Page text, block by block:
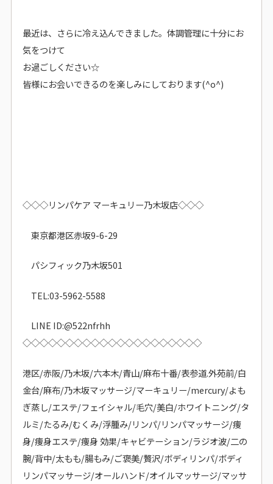
最近は、さらに冷え込んできました。体調管理に十分にお
気をつけて
お過ごしください☆
皆様にお会いできるのを楽しみにしております(^o^)
◇◇◇リンパケア マーキュリー乃木坂店◇◇◇
東京都港区赤坂9-6-29
パシフィック乃木坂501
TEL:03-5962-5588
LINE ID:@522nfrhh
◇◇◇◇◇◇◇◇◇◇◇◇◇◇◇◇◇◇◇◇◇
港区/赤阪/乃木坂/六本木/青山/麻布十番/表参道.外苑前/白
金台/麻布/乃木坂マッサージ/マーキュリー/mercury/よも
ぎ蒸し/エステ/フェイシャル/毛穴/美白/ホワイトニング/タ
ルミ/たるみ/むくみ/浮腫み/リンパ/リンパマッサージ/痩
身/痩身エステ/痩身 効果/キャビテーション/ラジオ波/二の
腕/背中/太もも/腸もみ/ご褒美/贅沢/ボディリンパ/ボディ
リンパマッサージ/オールハンド/オイルマッサージ/マッサ